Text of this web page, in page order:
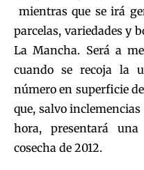
mientras que se irá
parcelas, variedades y
La Mancha. Será a
cuando se recoja la
número en superficie
que, salvo
hora, presentará
cosecha de 2012.